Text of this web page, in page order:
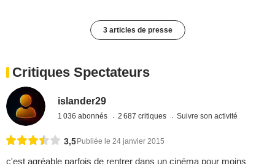
3 articles de presse
Critiques Spectateurs
islander29
1 036 abonnés 2 687 critiques Suivre son activité
3,5 Publiée le 24 janvier 2015
c'est agréable parfois de rentrer dans un cinéma pour moins